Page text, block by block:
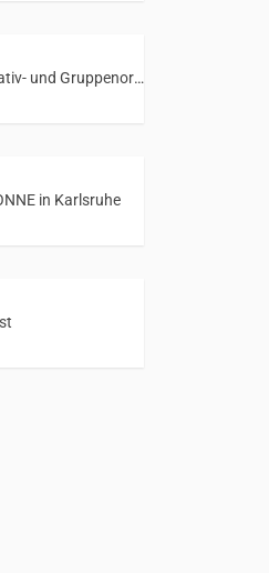
Schloss Bröllin – Kreativ- und Gruppenort in Mecklenburg-Vorpommern
in Karlsruhe